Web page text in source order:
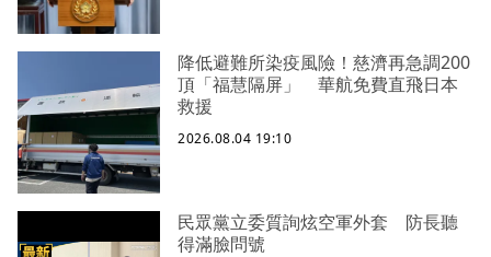
降低避難所染疫風險！慈濟再急調200
頂「福慧隔屏」 華航免費直飛日本
救援
2026.08.04 19:10
民眾黨立委質詢炫空軍外套 防長聽
得滿臉問號